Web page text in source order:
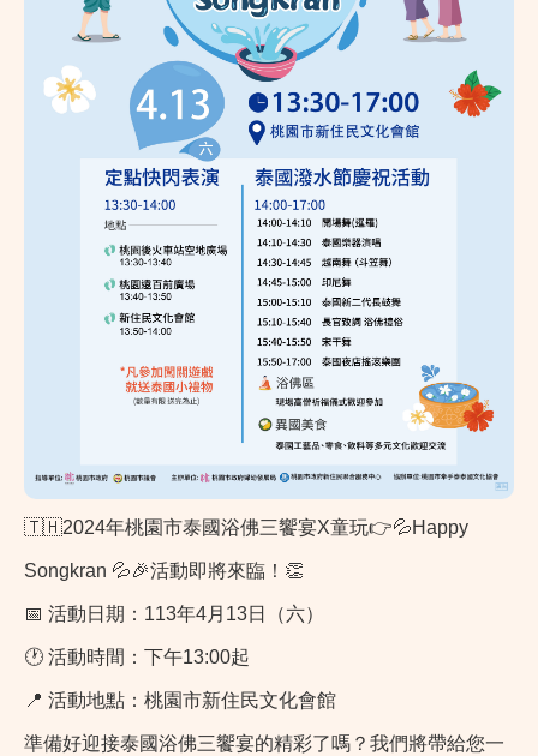
🇹🇭2024年桃園市泰國浴佛三饗宴X童玩👉💦Happy
Songkran 💦🎉活動即將來臨！👏
📅 活動日期：113年4月13日（六）
🕐 活動時間：下午13:00起
📍 活動地點：桃園市新住民文化會館
準備好迎接泰國浴佛三饗宴的精彩了嗎？我們將帶給您一